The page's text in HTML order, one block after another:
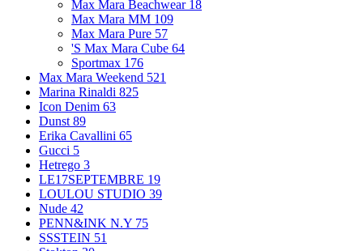
Max Mara Beachwear 18
Max Mara MM 109
Max Mara Pure 57
'S Max Mara Cube 64
Sportmax 176
Max Mara Weekend 521
Marina Rinaldi 825
Icon Denim 63
Dunst 89
Erika Cavallini 65
Gucci 5
Hetrego 3
LE17SEPTEMBRE 19
LOULOU STUDIO 39
Nude 42
PENN&INK N.Y 75
SSSTEIN 51